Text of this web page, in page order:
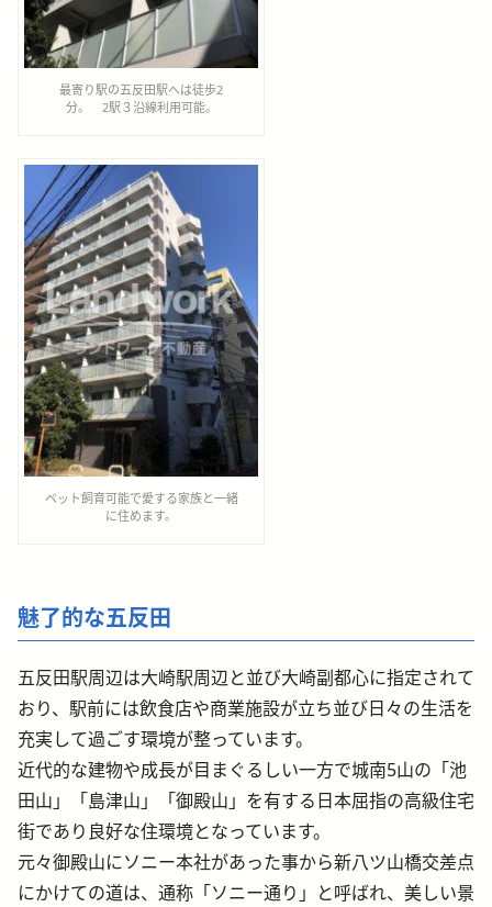
最寄り駅の五反田駅へは徒歩2
分。 2駅３沿線利用可能。
ペット飼育可能で愛する家族と一緒
に住めます。
魅了的な五反田
五反田駅周辺は大崎駅周辺と並び大崎副都心に指定されて
おり、駅前には飲食店や商業施設が立ち並び日々の生活を
充実して過ごす環境が整っています。
近代的な建物や成長が目まぐるしい一方で城南5山の「池
田山」「島津山」「御殿山」を有する日本屈指の高級住宅
街であり良好な住環境となっています。
元々御殿山にソニー本社があった事から新八ツ山橋交差点
にかけての道は、通称「ソニー通り」と呼ばれ、美しい景